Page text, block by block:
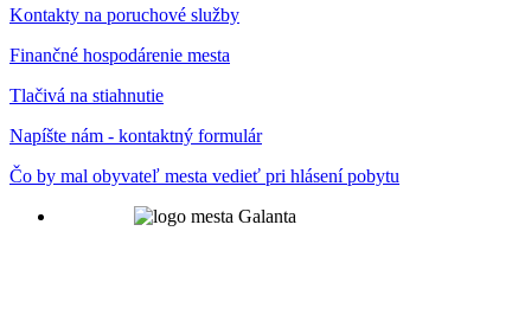
Kontakty na poruchové služby
Finančné hospodárenie mesta
Tlačivá na stiahnutie
Napíšte nám - kontaktný formulár
Čo by mal obyvateľ mesta vedieť pri hlásení pobytu